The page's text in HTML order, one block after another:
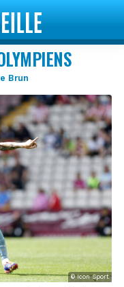
Brun
© Icon Sport